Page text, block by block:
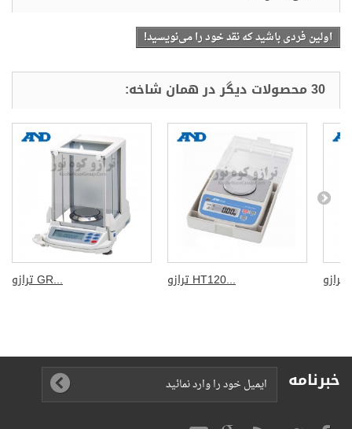
و نظرات
اولین فردی باشید که نقد خود را می‌نویسید!